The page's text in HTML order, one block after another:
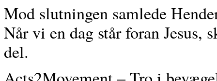
Mod slutningen samlede
Når vi en dag står foran Jesus,
del.